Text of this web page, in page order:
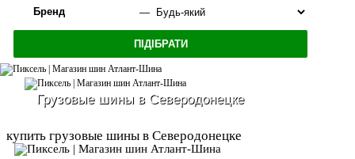
Бренд
Грузовые шины в Северодонецке
купить грузовые шины в Северодонецке